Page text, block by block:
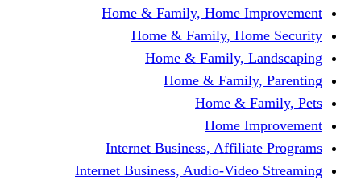
Home & Family, Home
Home & Family,
Home & Family,
Home &
Home &
Home
Internet Business,
Internet Business, Audio-